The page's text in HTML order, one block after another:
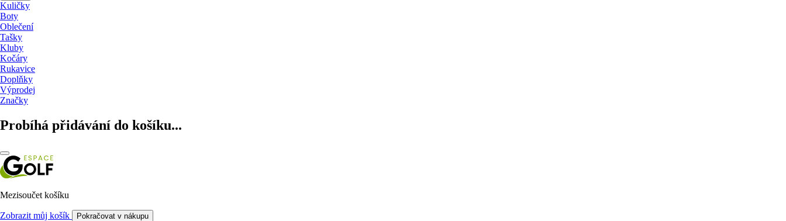
Kuličky
Boty
Oblečení
Tašky
Kluby
Kočáry
Rukavice
Doplňky
Výprodej
Značky
Probíhá přidávání do košíku...
Mezisoučet košíku
Zobrazit můj košík Pokračovat v nákupu